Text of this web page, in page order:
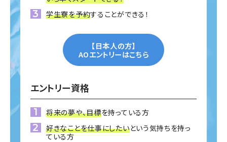
学生寮を予約することができる！
【日本人の方】
AOエントリーはこちら
エントリー資格
将来の夢や、目標を持っている方
好きなことを仕事にしたいという気持ちを持っ
ている方